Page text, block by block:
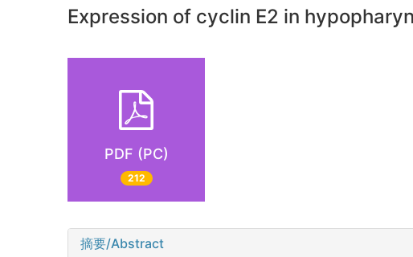
Expression of cyclin E2 in
PDF (PC)
212
摘要/Abstract